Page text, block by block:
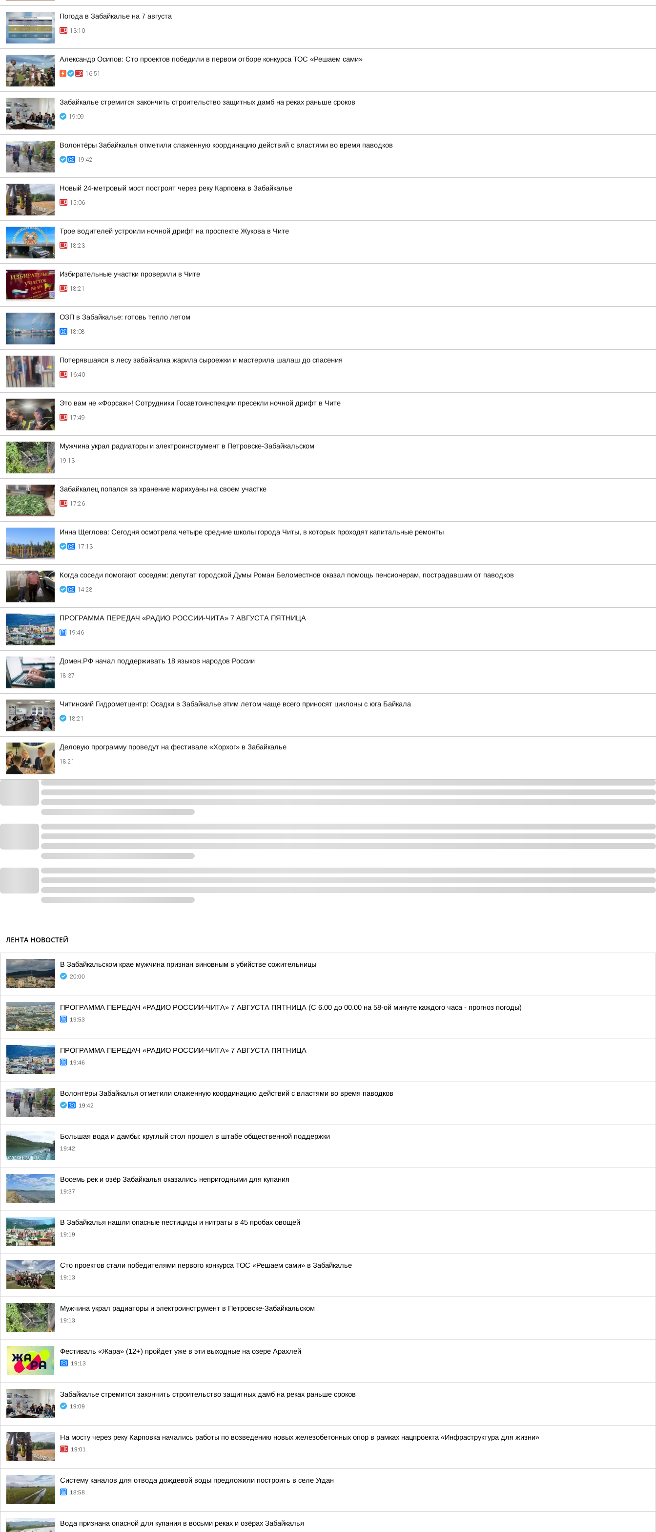
Погода в Забайкалье на 7 августа
13:10
Александр Осипов: Сто проектов победили в первом отборе конкурса ТОС «Решаем сами»
16:51
Забайкалье стремится закончить строительство защитных дамб на реках раньше сроков
19:09
Волонтёры Забайкалья отметили слаженную координацию действий с властями во время паводков
19:42
Новый 24-метровый мост построят через реку Карповка в Забайкалье
15:06
Трое водителей устроили ночной дрифт на проспекте Жукова в Чите
18:23
Избирательные участки проверили в Чите
18:21
ОЗП в Забайкалье: готовь тепло летом
18:08
Потерявшаяся в лесу забайкалка жарила сыроежки и мастерила шалаш до спасения
16:40
Это вам не «Форсаж»! Сотрудники Госавтоинспекции пресекли ночной дрифт в Чите
17:49
Мужчина украл радиаторы и электроинструмент в Петровске-Забайкальском
19:13
Забайкалец попался за хранение марихуаны на своем участке
17:26
Инна Щеглова: Сегодня осмотрела четыре средние школы города Читы, в которых проходят капитальные ремонты
17:13
Когда соседи помогают соседям: депутат городской Думы Роман Беломестнов оказал помощь пенсионерам, пострадавшим от паводков
14:28
ПРОГРАММА ПЕРЕДАЧ «РАДИО РОССИИ-ЧИТА» 7 АВГУСТА ПЯТНИЦА
19:46
Домен.РФ начал поддерживать 18 языков народов России
18:37
Читинский Гидрометцентр: Осадки в Забайкалье этим летом чаще всего приносят циклоны с юга Байкала
18:21
Деловую программу проведут на фестивале «Хорхог» в Забайкалье
18:21
ЛЕНТА НОВОСТЕЙ
В Забайкальском крае мужчина признан виновным в убийстве сожительницы
20:00
ПРОГРАММА ПЕРЕДАЧ «РАДИО РОССИИ-ЧИТА» 7 АВГУСТА ПЯТНИЦА (С 6.00 до 00.00 на 58-ой минуте каждого часа - прогноз погоды)
19:53
ПРОГРАММА ПЕРЕДАЧ «РАДИО РОССИИ-ЧИТА» 7 АВГУСТА ПЯТНИЦА
19:46
Волонтёры Забайкалья отметили слаженную координацию действий с властями во время паводков
19:42
Большая вода и дамбы: круглый стол прошел в штабе общественной поддержки
19:42
Восемь рек и озёр Забайкалья оказались непригодными для купания
19:37
В Забайкалья нашли опасные пестициды и нитраты в 45 пробах овощей
19:19
Сто проектов стали победителями первого конкурса ТОС «Решаем сами» в Забайкалье
19:13
Мужчина украл радиаторы и электроинструмент в Петровске-Забайкальском
19:13
Фестиваль «Жара» (12+) пройдет уже в эти выходные на озере Арахлей
19:13
Забайкалье стремится закончить строительство защитных дамб на реках раньше сроков
19:09
На мосту через реку Карповка начались работы по возведению новых железобетонных опор в рамках нацпроекта «Инфраструктура для жизни»
19:01
Систему каналов для отвода дождевой воды предложили построить в селе Угдан
18:58
Вода признана опасной для купания в восьми реках и озёрах Забайкалья